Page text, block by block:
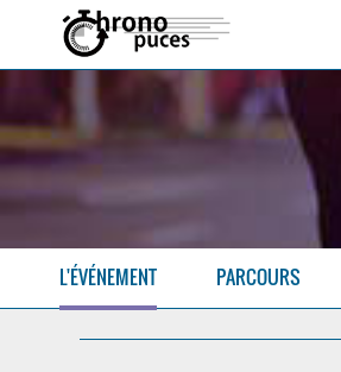
L'ÉVÉNEMENT PARCOURS